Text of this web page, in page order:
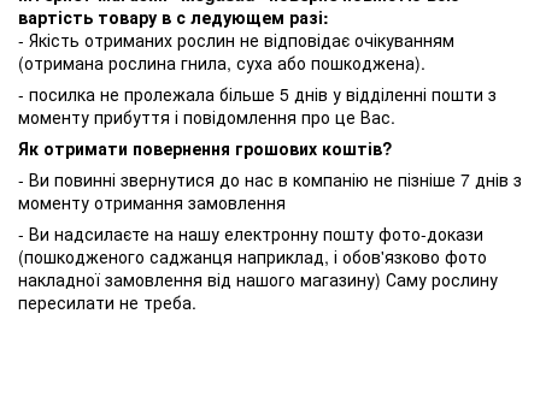
вартість товару в с ледующем разі:
- Якість отриманих рослин не відповідає очікуванням
(отримана рослина гнила, суха або пошкоджена).
- посилка не пролежала більше 5 днів у відділенні пошти з
моменту прибуття і повідомлення про це Вас.
Як отримати повернення грошових коштів?
- Ви повинні звернутися до нас в компанію не пізніше 7 днів з
моменту отримання замовлення
- Ви надсилаєте на нашу електронну пошту фото-докази
(пошкодженого саджанця наприклад, і обов'язково фото
накладної замовлення від нашого магазину) Саму рослину
пересилати не треба.